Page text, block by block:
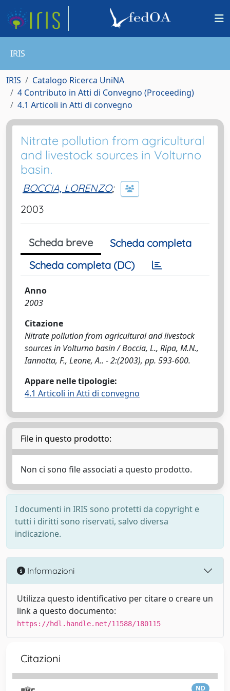
IRIS
IRIS
Catalogo Ricerca UniNA
4 Contributo in Atti di Convegno (Proceeding)
4.1 Articoli in Atti di convegno
Nitrate pollution from agricultural
and livestock sources in Volturno
basin.
BOCCIA, LORENZO;
2003
Scheda breve
Scheda completa
Scheda completa (DC)
Anno
2003
Citazione
Nitrate pollution from agricultural and livestock
sources in Volturno basin / Boccia, L., Ripa, M.N.,
Iannotta, F., Leone, A.. - 2:(2003), pp. 593-600.
Appare nelle tipologie:
4.1 Articoli in Atti di convegno
File in questo prodotto:
Non ci sono file associati a questo prodotto.
I documenti in IRIS sono protetti da copyright e
tutti i diritti sono riservati, salvo diversa
indicazione.
Informazioni
Utilizza questo identificativo per citare o creare un
link a questo documento:
https://hdl.handle.net/11588/180115
Citazioni
ND